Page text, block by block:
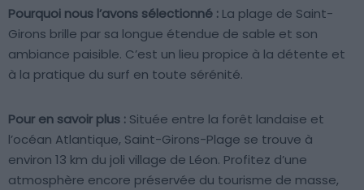
Pourquoi nous l’avons sélectionné : La plage de Saint-
Girons brille par sa longue étendue de sable et son
ambiance paisible. C’est un lieu propice à la détente et
à la pratique du surf en toute sérénité.
Pour en savoir plus : Située entre la forêt landaise et
l’océan Atlantique, Saint-Girons-Plage se trouve à
environ 13 km du joli village de Léon. Profitez d’une
atmosphère encore préservée du tourisme de masse,